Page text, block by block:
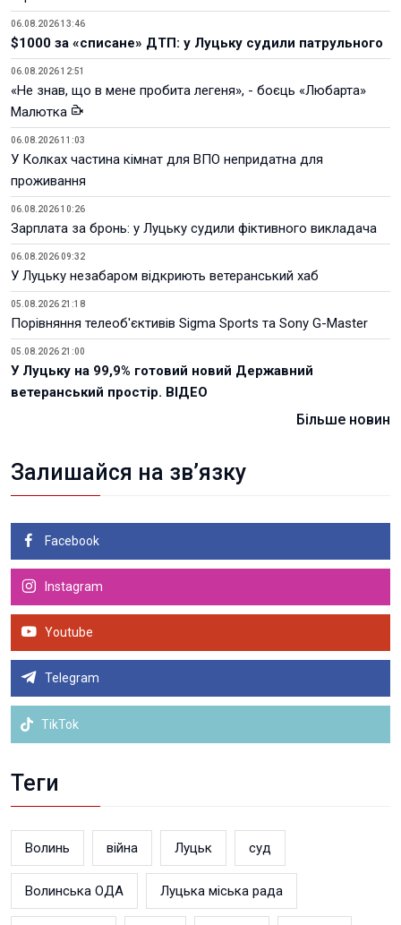
06.08.2026 13:46
$1000 за «списане» ДТП: у Луцьку судили патрульного
06.08.2026 12:51
«Не знав, що в мене пробита легеня», - боєць «Любарта»
Малютка
06.08.2026 11:03
У Колках частина кімнат для ВПО непридатна для
проживання
06.08.2026 10:26
Зарплата за бронь: у Луцьку судили фіктивного викладача
06.08.2026 09:32
У Луцьку незабаром відкриють ветеранський хаб
05.08.2026 21:18
Порівняння телеоб'єктивів Sigma Sports та Sony G-Master
05.08.2026 21:00
У Луцьку на 99,9% готовий новий Державний
ветеранський простір. ВІДЕО
Більше новин
Залишайся на зв’язку
Facebook
Instagram
Youtube
Telegram
TikTok
Теги
Волинь війна Луцьк суд
Волинська ОДА Луцька міська рада